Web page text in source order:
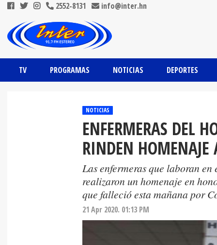
2552-8131 info@inter.hn
TV PROGRAMAS NOTICIAS DEPORTES
NOTICIAS
ENFERMERAS DEL
RINDEN HOMENAJE
Las enfermeras que laboran
realizaron un homenaje en
que falleció esta mañana por
21 Apr 2020. 01:13 PM